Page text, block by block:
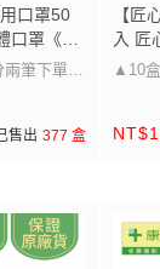
口罩50
口罩《康
筆下單唷
寸~
售出 377 盒
【匠
入 匠
《保
▲10
口罩